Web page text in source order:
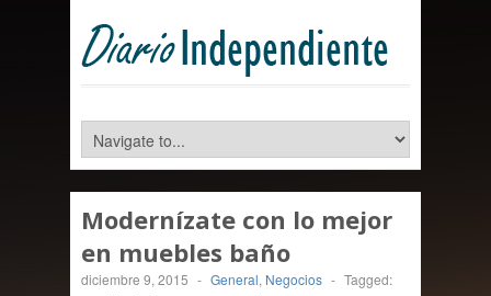
Modernízate con lo mejor
en muebles baño
diciembre 9, 2015 - General, Negocios - Tagged: